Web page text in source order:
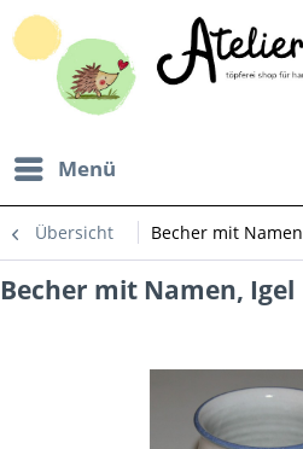
Menü
Übersicht Becher mit Namen
Becher mit Namen, Igel